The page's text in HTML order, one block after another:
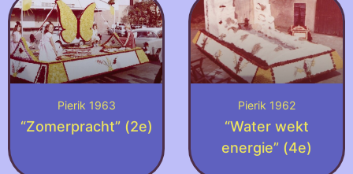
Pierik 1963
“Zomerpracht” (2e)
Pierik 1962
“Water wekt
energie” (4e)